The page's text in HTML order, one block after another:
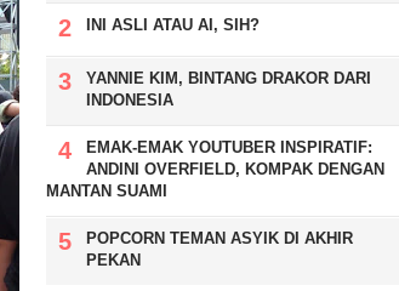
INI ASLI ATAU AI, SIH?
YANNIE KIM, BINTANG DRAKOR DARI
INDONESIA
EMAK-EMAK YOUTUBER INSPIRATIF:
ANDINI OVERFIELD, KOMPAK DENGAN
MANTAN SUAMI
POPCORN TEMAN ASYIK DI AKHIR
PEKAN